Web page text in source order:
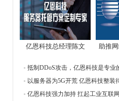
亿恩科技总经理陈文
先
助推
抵制DDoS攻击，亿恩科技是专业
以服务器为5G开荒 亿恩科技整装
亿恩科技强力加持 扛起工业互联